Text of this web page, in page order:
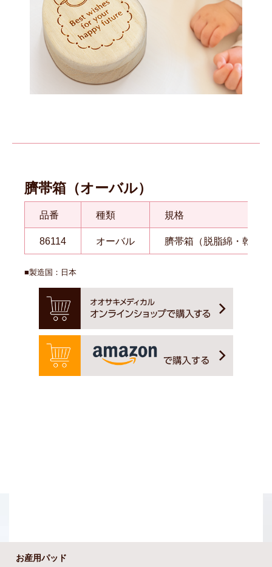
臍帯箱（オーバル）
品番 種類 規格
86114 オーバル 臍帯箱（脱脂綿・乾燥
■製造国：日本
お産用パッド